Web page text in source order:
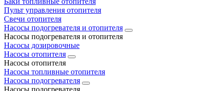
Пульт управления отопителя
Свечи отопителя
Насосы подогревателя и отопителя
Насосы подогревателя и отопителя
Насосы дозировочные
Насосы отопителя
Насосы отопителя
Насосы топливные отопителя
Насосы подогревателя